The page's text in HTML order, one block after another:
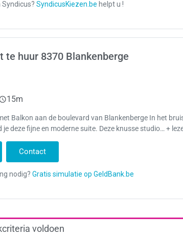
te huur 8370 Blankenberge
15m
Balkon aan de boulevard van Blankenberge In het
je deze fijne en moderne suite. Deze knusse studio… +
Contact
voldoen